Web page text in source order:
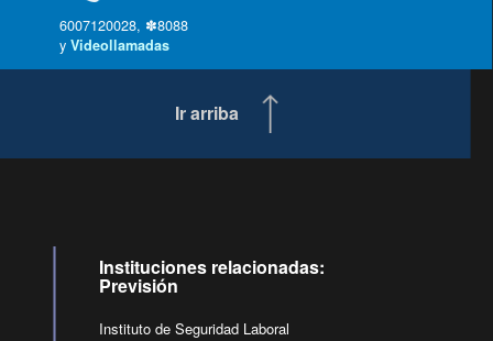
6007120028, ✽8088
yVideollamadas
Ir arriba
Instituciones relacionadas:
Previsión
Instituto de Seguridad Laboral